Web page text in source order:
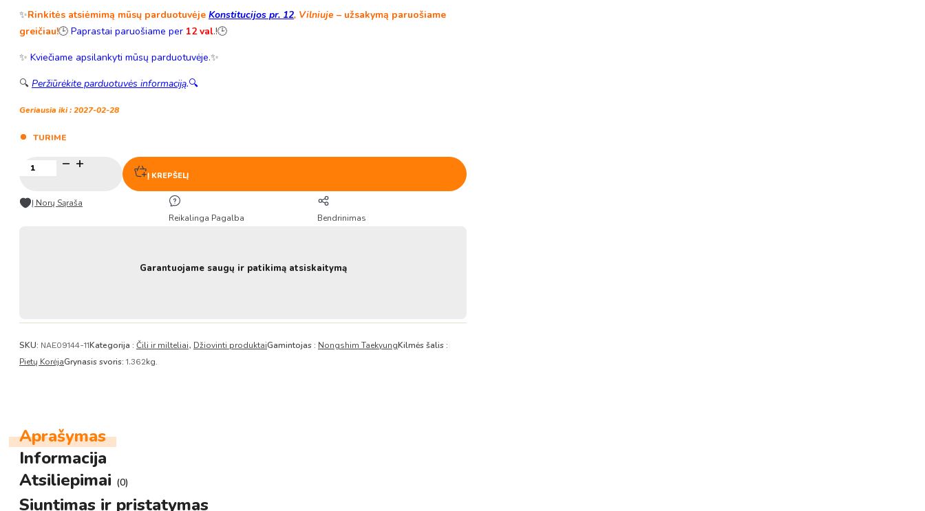
✨Rinkitės atsiėmimą mūsų parduotuvėje Konstitucijos pr. 12, Vilniuje – užsakymą paruošiame
greičiau!🕒 Paprastai paruošiame per 12 val.!🕒
✨ Kviečiame apsilankyti mūsų parduotuvėje.✨
🔍 Peržiūrėkite parduotuvės informaciją.🔍
Geriausia iki : 2027-02-28
TURIME
kiekis:
pipirų
milteliai
Į KREPŠELĮ
Į Norų Sąraša
Reikalinga Pagalba
Bendrinimas
Garantuojame saugų ir patikimą atsiskaitymą
SKU: NAE09144-11Kategorija : Čili ir milteliai, Džiovinti produktaiGamintojas : Nongshim TaekyungKilmės šalis :
Pietų KorėjaGrynasis svoris: 1.362kg.
Aprašymas
Informacija
Atsiliepimai (0)
Siuntimas ir pristatymas